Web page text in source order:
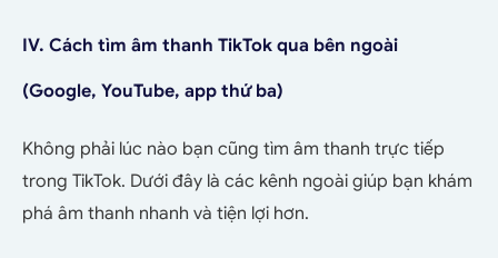
IV. Cách tìm âm thanh TikTok qua bên ngoài
(Google, YouTube, app thứ ba)
Không phải lúc nào bạn cũng tìm âm thanh trực tiếp
trong TikTok. Dưới đây là các kênh ngoài giúp bạn khám
phá âm thanh nhanh và tiện lợi hơn.